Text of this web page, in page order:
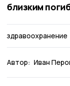
близким
здравоохранение
Автор: Иван